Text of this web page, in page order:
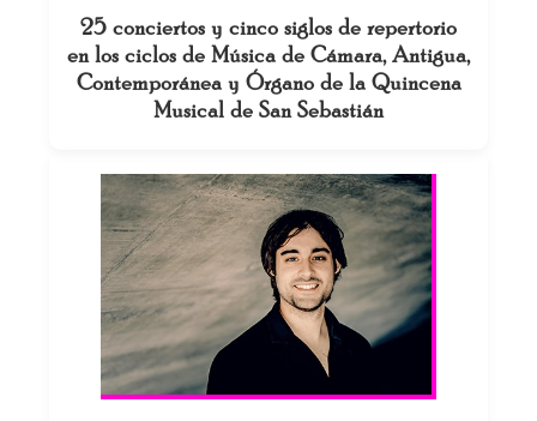
25 conciertos y cinco siglos de repertorio
en los ciclos de Música de Cámara, Antigua,
Contemporánea y Órgano de la Quincena
Musical de San Sebastián